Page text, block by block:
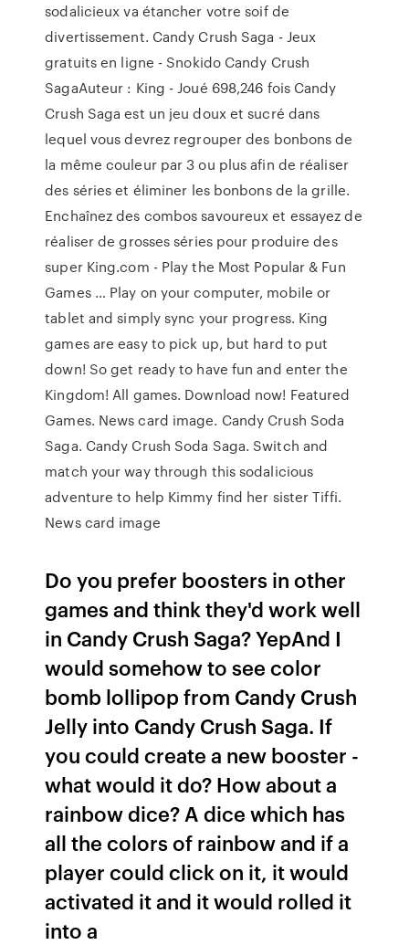
sodalicieux va étancher votre soif de
divertissement. Candy Crush Saga - Jeux
gratuits en ligne - Snokido Candy Crush
SagaAuteur : King - Joué 698,246 fois Candy
Crush Saga est un jeu doux et sucré dans
lequel vous devrez regrouper des bonbons de
la même couleur par 3 ou plus afin de réaliser
des séries et éliminer les bonbons de la grille.
Enchaînez des combos savoureux et essayez de
réaliser de grosses séries pour produire des
super King.com - Play the Most Popular & Fun
Games … Play on your computer, mobile or
tablet and simply sync your progress. King
games are easy to pick up, but hard to put
down! So get ready to have fun and enter the
Kingdom! All games. Download now! Featured
Games. News card image. Candy Crush Soda
Saga. Candy Crush Soda Saga. Switch and
match your way through this sodalicious
adventure to help Kimmy find her sister Tiffi.
News card image
Do you prefer boosters in other
games and think they'd work well
in Candy Crush Saga? YepAnd I
would somehow to see color
bomb lollipop from Candy Crush
Jelly into Candy Crush Saga. If
you could create a new booster -
what would it do? How about a
rainbow dice? A dice which has
all the colors of rainbow and if a
player could click on it, it would
activated it and it would rolled it
into a